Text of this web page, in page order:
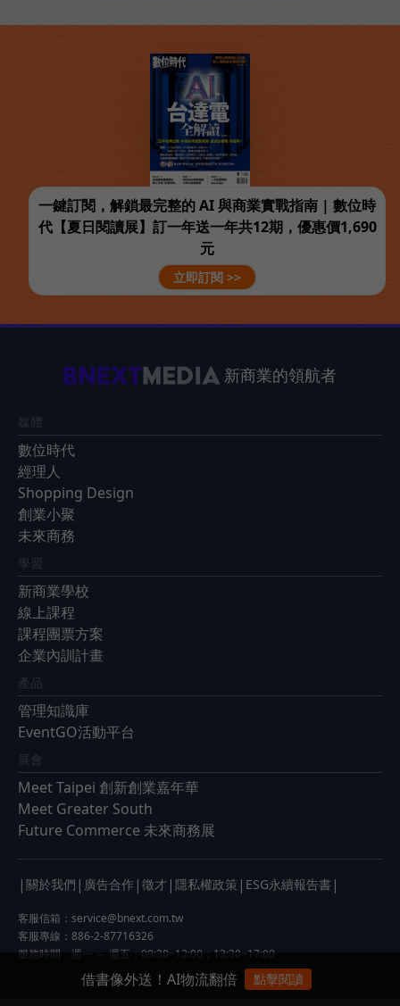
一鍵訂閱，解鎖最完整的 AI 與商業實戰指南 | 數位時
代【夏日閱讀展】訂一年送一年共12期，優惠價1,690
元
立即訂閱 >>
新商業的領航者
媒體
數位時代
經理人
Shopping Design
創業小聚
未來商務
學習
新商業學校
線上課程
課程團票方案
企業內訓計畫
產品
管理知識庫
EventGO活動平台
展會
Meet Taipei 創新創業嘉年華
Meet Greater South
Future Commerce 未來商務展
| 關於我們 | 廣告合作 | 徵才 | 隱私權政策 | ESG永續報告書 |
客服信箱： service@bnext.com.tw
客服專線：886-2-87716326
服務時間：週一 ～ 週五：09:30~12:00；13:30~17:00
借書像外送！AI物流翻倍 點擊閱讀